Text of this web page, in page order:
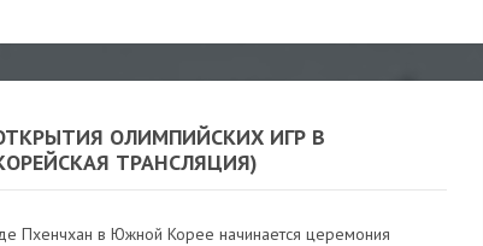
ОЛИМПИЙСКИХ ИГР В
ТРАНСЛЯЦИЯ)
Пхенчхан в Южной Корее начинается церемония